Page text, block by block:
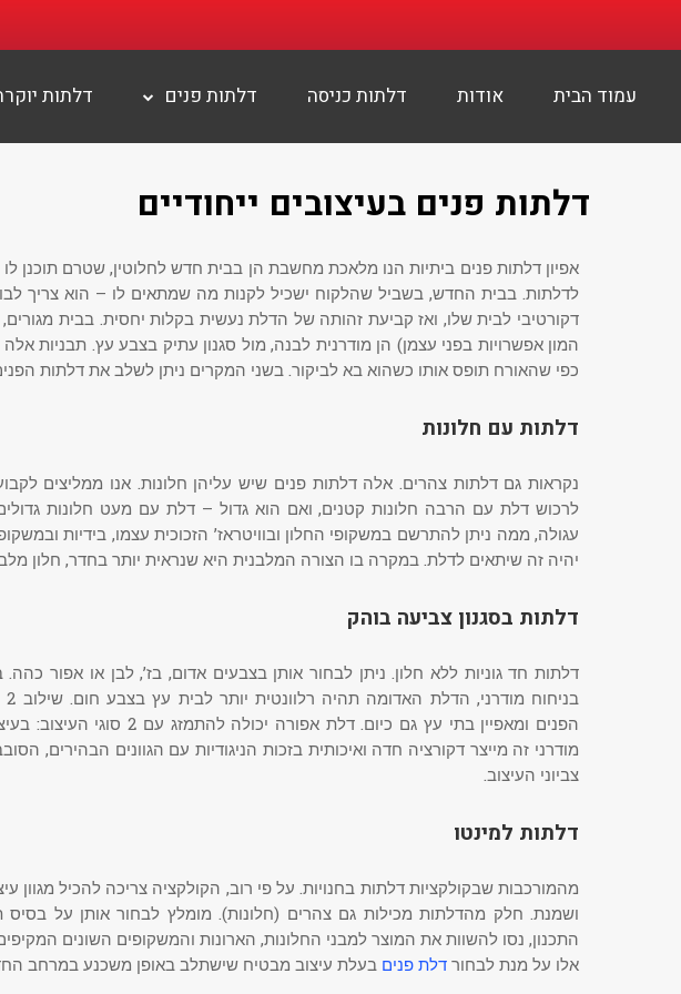
עמוד הבית אודות דלתות כניסה דלתות פנים דלתות
דלתות פנים בעיצובים ייחודיים
אפיון דלתות פנים ביתיות הנו מלאכת מחשבת הן בבית חדש לחלוטין, שטרם תוכנן
לדלתות. בבית החדש, בשביל שהלקוח ישכיל לקנות מה שמתאים לו – הוא צריך
המון אפשרויות בפני עצמן) הן מודרנית לבנה, מול סגנון עתיק בצבע עץ. תבניות
כפי שהאורח תופס אותו כשהוא בא לביקור. בשני המקרים ניתן לשלב את דלתות
דלתות עם חלונות
נקראות גם דלתות צהרים. אלה דלתות פנים שיש עליהן חלונות. אנו ממליצים
לרכוש דלת עם הרבה חלונות קטנים, ואם הוא גדול – דלת עם מעט חלונות
עגולה, ממה ניתן להתרשם במשקופי החלון ובוויטראז’ הזכוכית עצמו, בידיות
יהיה זה שיתאים לדלת. במקרה בו הצורה המלבנית היא שנראית יותר בחדר, חלון
דלתות בסגנון צביעה בוהק
דלתות חד גוניות ללא חלון. ניתן לבחור אותן בצבעים אדום, בז’, לבן או אפור
הפנים ומאפיין בתי עץ גם כיום.
צביוני העיצוב.
דלתות למינטו
מהמורכבות שבקולקציות דלתות בחנויות. על פי רוב, הקולקציה צריכה להכיל מגוון
ושמנת. חלק מהדלתות מכילות גם צהרים (חלונות). מומלץ לבחור אותן על
התכנון, נסו להשוות את המוצר למבני החלונות, הארונות והמשקופים השונים
אלו על מנת לבחור דלת פנים בעלת עיצוב מבטיח שישתלב באופן משכנע במרחב